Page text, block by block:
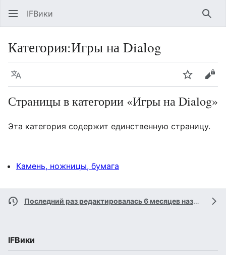
IFВики
Категория:Игры на Dialog
Язык Следить
Страницы в категории «Игры на Dialog»
Эта категория содержит единственную страницу.
Камень, ножницы, бумага
Последний раз редактировалась 6 месяцев назад
IFВики